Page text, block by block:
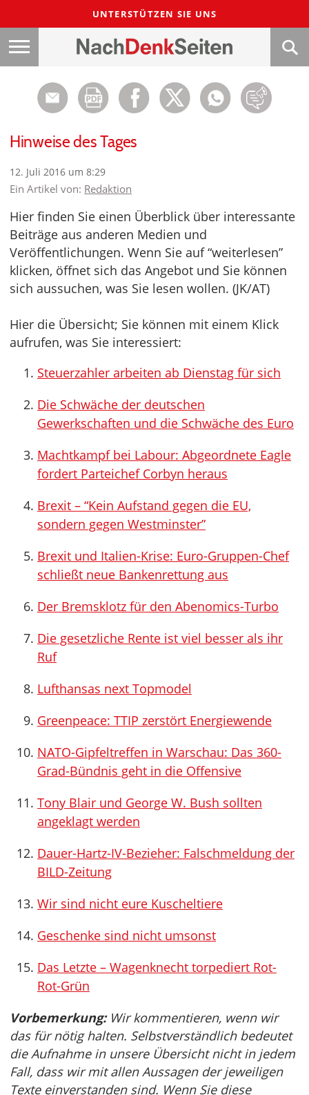
UNTERSTÜTZEN SIE UNS
Hinweise des Tages
12. Juli 2016 um 8:29
Ein Artikel von: Redaktion
Hier finden Sie einen Überblick über interessante
Beiträge aus anderen Medien und
Veröffentlichungen. Wenn Sie auf “weiterlesen”
klicken, öffnet sich das Angebot und Sie können
sich aussuchen, was Sie lesen wollen. (JK/AT)
Hier die Übersicht; Sie können mit einem Klick
aufrufen, was Sie interessiert:
Steuerzahler arbeiten ab Dienstag für sich
Die Schwäche der deutschen
Gewerkschaften und die Schwäche des Euro
Machtkampf bei Labour: Abgeordnete Eagle
fordert Parteichef Corbyn heraus
Brexit – “Kein Aufstand gegen die EU,
sondern gegen Westminster”
Brexit und Italien-Krise: Euro-Gruppen-Chef
schließt neue Bankenrettung aus
Der Bremsklotz für den Abenomics-Turbo
Die gesetzliche Rente ist viel besser als ihr
Ruf
Lufthansas next Topmodel
Greenpeace: TTIP zerstört Energiewende
NATO-Gipfeltreffen in Warschau: Das 360-
Grad-Bündnis geht in die Offensive
Tony Blair und George W. Bush sollten
angeklagt werden
Dauer-Hartz-IV-Bezieher: Falschmeldung der
BILD-Zeitung
Wir sind nicht eure Kuscheltiere
Geschenke sind nicht umsonst
Das Letzte – Wagenknecht torpediert Rot-
Rot-Grün
Vorbemerkung:Wir kommentieren, wenn wir
das für nötig halten. Selbstverständlich bedeutet
die Aufnahme in unsere Übersicht nicht in jedem
Fall, dass wir mit allen Aussagen der jeweiligen
Texte einverstanden sind. Wenn Sie diese